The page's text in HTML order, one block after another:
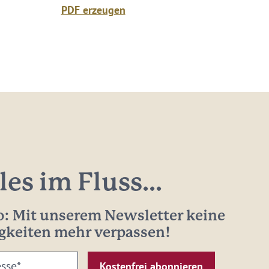
PDF erzeugen
im Fluss...
Mit unserem Newsletter keine
mehr verpassen!